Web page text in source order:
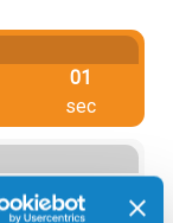
00
sec